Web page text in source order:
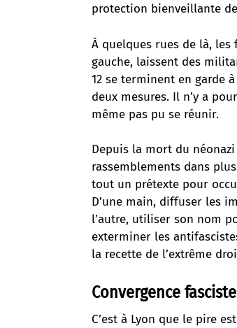
protection bienveillante
À quelques rues de là,
gauche, laissent des
12 se terminent en garde
deux mesures. Il n’y a
même pas pu se réunir.
Depuis la mort du
rassemblements dans
tout un prétexte pour
D’une main, diffuser les
l’autre, utiliser son nom
exterminer les
la recette de l’extrême
Convergence
C’est à Lyon que le pire